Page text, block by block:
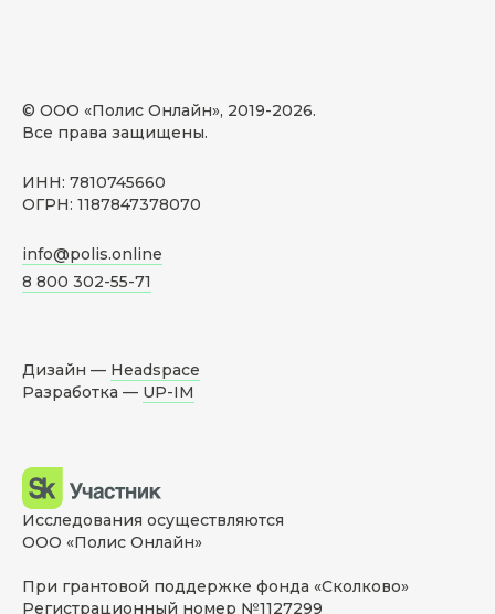
© ООО «Полис Онлайн», 2019-2026.
Все права защищены.
ИНН: 7810745660
ОГРН: 1187847378070
info@polis.online
8 800 302-55-71
Дизайн — Headspace
Разработка — UP-IM
Исследования осуществляются
ООО «Полис Онлайн»
При грантовой поддержке фонда «Сколково»
Регистрационный номер №1127299